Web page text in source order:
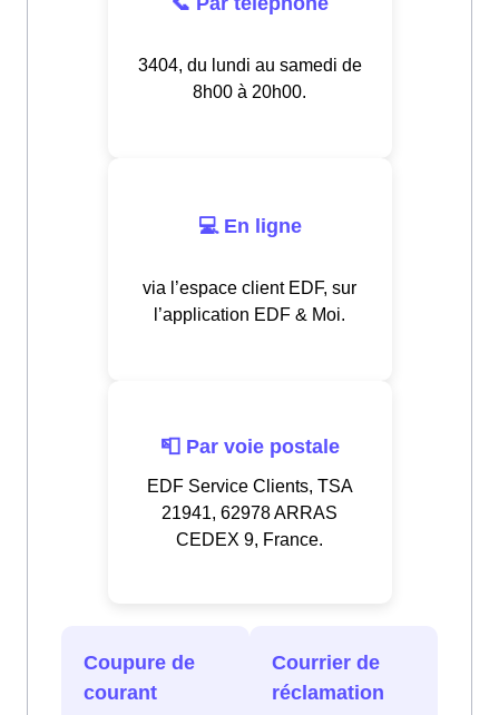
3404, du lundi au samedi de
8h00 à 20h00.
💻 En ligne
via l’espace client EDF, sur
l’application EDF & Moi.
📮 Par voie postale
EDF Service Clients, TSA
21941, 62978 ARRAS
CEDEX 9, France.
Coupure de
courant
Courrier de
réclamation